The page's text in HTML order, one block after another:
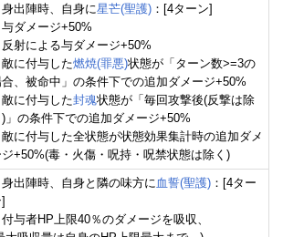
身出陣時、自身に星芒(聖護) ：[4ターン]
与ダメージ+50%
反射による与ダメージ+50%
敵に付与した燃焼(罪悪)状態が「ターン数>=3の
、被命中」の条件下での追加ダメージ+50%
敵に付与した封魂状態が「毎回攻撃後(反撃は除
)」の条件下での追加ダメージ+50%
敵に付与した全状態が状態効果集計時の追加ダメ
ジ+50%(毒・火傷・呪持・呪禁状態は除く)
身出陣時、自身と隣の味方に 血誓(聖護) ：[4ター
付与者HP上限40％のダメージを吸収、